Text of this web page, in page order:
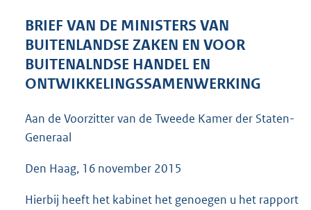
:
7
K
b
BRIEF VAN DE MINISTERS VAN
BUITENLANDSE ZAKEN EN VOOR
BUITENALNDSE HANDEL EN
ONTWIKKELINGSSAMENWERKING
Aan de Voorzitter van de Tweede Kamer der Staten-
Generaal
Den Haag, 16 november 2015
Hierbij heeft het kabinet het genoegen u het rapport